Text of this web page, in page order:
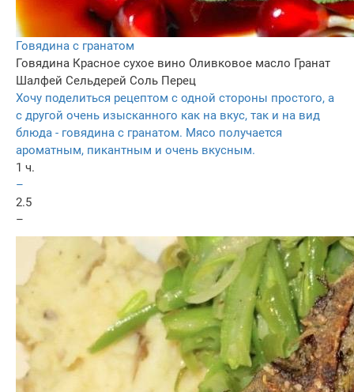
Говядина с гранатом
Говядина Красное сухое вино Оливковое масло Гранат
Шалфей Сельдерей Соль Перец
Хочу поделиться рецептом с одной стороны простого, а
с другой очень изысканного как на вкус, так и на вид
блюда - говядина с гранатом. Мясо получается
ароматным, пикантным и очень вкусным.
1 ч.
–
2.5
–